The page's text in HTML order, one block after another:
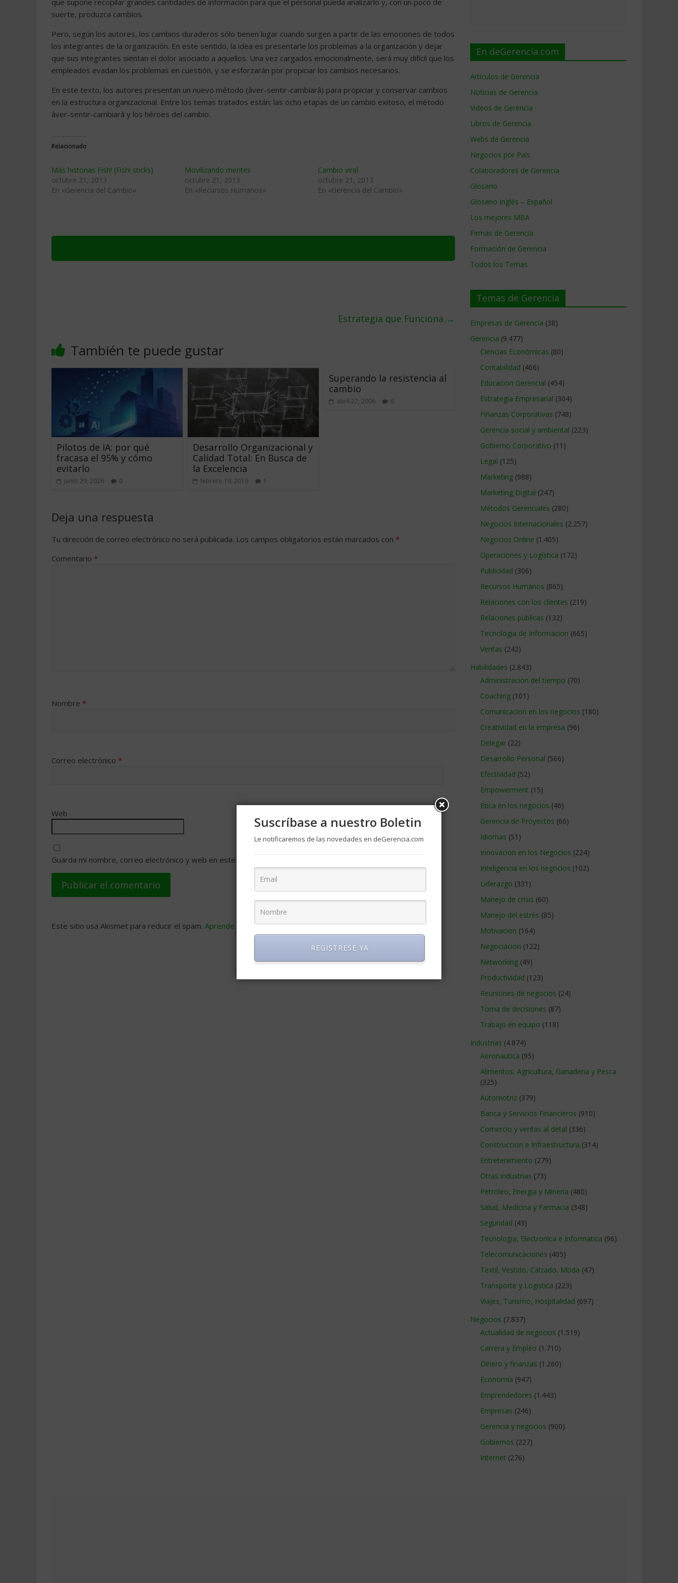
que supone recopilar grandes cantidades de información para que el personal pueda analizarlo y, con un poco de
suerte, produzca cambios.
Pero, según los autores, los cambios duraderos sólo tienen lugar cuando surgen a partir de las emociones de todos
los integrantes de la organización. En este sentido, la idea es presentarle los problemas a la organización y dejar
que sus integrantes sientan el dolor asociado a aquellos. Una vez cargados emocionalmente, será muy difícil que los
empleados evadan los problemas en cuestión, y se esforzarán por propiciar los cambios necesarios.
En este texto, los autores presentan un nuevo método (âver-sentir-cambiarâ) para propiciar y conservar cambios
en la estructura organizacional. Entre los temas tratados están: las ocho etapas de un cambio exitoso, el método
âver-sentir-cambiarâ y los héroes del cambio.
Relacionado
Más historias Fish! (Fish! sticks)
octubre 21, 2013
En «Gerencia del Cambio»
Movilizando mentes
octubre 21, 2013
En «Recursos Humanos»
Cambio viral
octubre 21, 2013
En «Gerencia del Cambio»
Estrategia que Funciona →
También te puede gustar
Pilotos de IA: por qué
fracasa el 95% y cómo
evitarlo
junio 29, 2026 0
Desarrollo Organizacional y
Calidad Total: En Busca de
la Excelencia
febrero 19, 2019 1
Superando la resistencia al
cambio
abril 27, 2006 6
Deja una respuesta
Tu dirección de correo electrónico no será publicada. Los campos obligatorios están marcados con *
Comentario *
Nombre *
Correo electrónico *
Web
Guarda mi nombre, correo electrónico y web en este navegador para la próxima vez que comente.
Este sitio usa Akismet para reducir el spam. Aprende cómo se procesan los datos de tus comentarios.
En deGerencia.com
Artículos de Gerencia
Noticias de Gerencia
Videos de Gerencia
Libros de Gerencia
Webs de Gerencia
Negocios por País
Colaboradores de Gerencia
Glosario
Glosario Inglés – Español
Los mejores MBA
Firmas de Gerencia
Formación de Gerencia
Todos los Temas
Temas de Gerencia
Empresas de Gerencia (38)
Gerencia (9.477)
Ciencias Económicas (80)
Contabilidad (466)
Educacion Gerencial (454)
Estrategia Empresarial (304)
Finanzas Corporativas (748)
Gerencia social y ambiental (223)
Gobierno Corporativo (11)
Legal (125)
Marketing (988)
Marketing Digital (247)
Métodos Gerenciales (280)
Negocios Internacionales (2.257)
Negocios Online (1.405)
Operaciones y Logística (172)
Publicidad (306)
Recursos Humanos (865)
Relaciones con los clientes (219)
Relaciones publicas (132)
Tecnologia de Informacion (665)
Ventas (242)
Habilidades (2.843)
Administracion del tiempo (70)
Coaching (101)
Comunicacion en los negocios (180)
Creatividad en la empresa (96)
Delegar (22)
Desarrollo Personal (566)
Efectividad (52)
Empowerment (15)
Etica en los negocios (46)
Gerencia de Proyectos (66)
Idiomas (51)
Innovacion en los Negocios (224)
Inteligencia en los negocios (102)
Liderazgo (331)
Manejo de crisis (60)
Manejo del estrés (85)
Motivacion (164)
Negociacion (122)
Networking (49)
Productividad (123)
Reuniones de negocios (24)
Toma de decisiones (87)
Trabajo en equipo (118)
Industrias (4.874)
Aeronautica (95)
Alimentos, Agricultura, Ganaderia y Pesca
(325)
Automotriz (379)
Banca y Servicios Financieros (910)
Comercio y ventas al detal (336)
Construccion e Infraestructura (314)
Entretenimiento (279)
Otras industrias (73)
Petroleo, Energia y Mineria (480)
Salud, Medicina y Farmacia (348)
Seguridad (43)
Tecnologia, Electronica e Informatica (96)
Telecomunicaciones (405)
Textil, Vestido, Calzado, Moda (47)
Transporte y Logistica (223)
Viajes, Turismo, Hospitalidad (697)
Negocios (7.837)
Actualidad de negocios (1.519)
Carrera y Empleo (1.710)
Dinero y finanzas (1.260)
Economía (947)
Emprendedores (1.443)
Empresas (246)
Gerencia y negocios (900)
Gobiernos (227)
Internet (276)
Suscríbase a nuestro Boletin
Le notificaremos de las novedades en deGerencia.com
REGISTRESE YA